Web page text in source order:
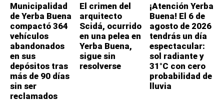
Municipalidad
de Yerba Buena
compactó 364
vehículos
abandonados
en sus
depósitos tras
más de 90 días
sin ser
reclamados
El crimen del
arquitecto
Scidá, ocurrido
en una pelea en
Yerba Buena,
sigue sin
resolverse
¡Atención Yerba
Buena! El 6 de
agosto de 2026
tendrás un día
espectacular:
sol radiante y
31°C con cero
probabilidad de
lluvia